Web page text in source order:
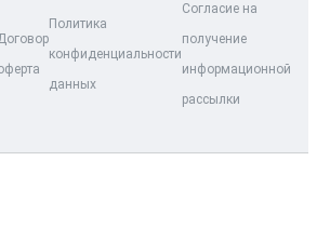
Политика
конфиденциальности
данных
Согласие на
получение
информационной
рассылки